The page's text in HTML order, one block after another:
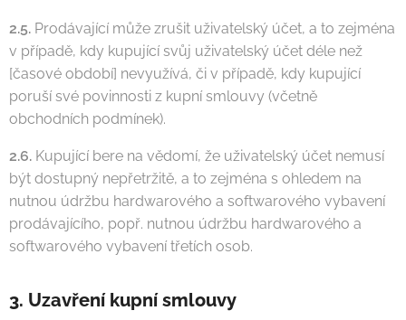
2.5. Prodávající může zrušit uživatelský účet, a to zejména
v případě, kdy kupující svůj uživatelský účet déle než
[časové období] nevyužívá, či v případě, kdy kupující
poruší své povinnosti z kupní smlouvy (včetně
obchodních podmínek).
2.6. Kupující bere na vědomí, že uživatelský účet nemusí
být dostupný nepřetržitě, a to zejména s ohledem na
nutnou údržbu hardwarového a softwarového vybavení
prodávajícího, popř. nutnou údržbu hardwarového a
softwarového vybavení třetích osob.
3. Uzavření kupní smlouvy